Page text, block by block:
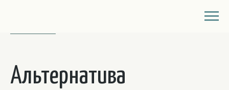
Альтернатива